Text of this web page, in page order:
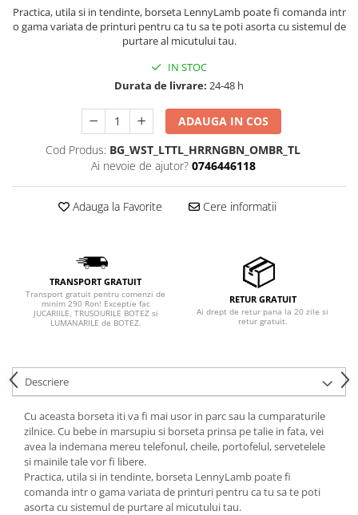
Practica, utila si in tendinte, borseta LennyLamb poate fi comanda intr
o gama variata de printuri pentru ca tu sa te poti asorta cu sistemul de
purtare al micutului tau.
IN STOC
Durata de livrare: 24-48 h
ADAUGA IN COS
Cod Produs: BG_WST_LTTL_HRRNGBN_OMBR_TL
Ai nevoie de ajutor? 0746446118
Adauga la Favorite Cere informatii
TRANSPORT GRATUIT
Transport gratuit pentru comenzi de
minim 290 Ron! Exceptie fac
JUCARIILE, TRUSOURILE BOTEZ si
LUMANARILE de BOTEZ.
RETUR GRATUIT
Ai drept de retur pana la 20 zile si
retur gratuit.
Descriere
Cu aceasta borseta iti va fi mai usor in parc sau la cumparaturile
zilnice. Cu bebe in marsupiu si borseta prinsa pe talie in fata, vei
avea la indemana mereu telefonul, cheile, portofelul, servetelele
si mainile tale vor fi libere.
Practica, utila si in tendinte, borseta LennyLamb poate fi
comanda intr o gama variata de printuri pentru ca tu sa te poti
asorta cu sistemul de purtare al micutului tau.